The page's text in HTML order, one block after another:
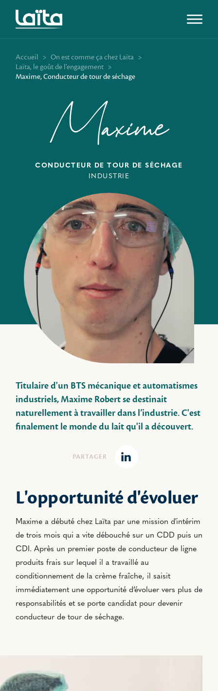
Ouvrir
Accueil > On est comme ça chez Laïta >
Laïta, le goût de l'engagement >
Maxime, Conducteur de tour de séchage
Maxime
CONDUCTEUR DE TOUR DE SÉCHAGE
INDUSTRIE
Titulaire d'un BTS mécanique et automatismes
industriels, Maxime Robert se destinait
naturellement à travailler dans l’industrie. C'est
finalement le monde du lait qu'il a découvert.
PARTAGER
Linkedin
L'opportunité d'évoluer
Maxime a débuté chez Laïta par une mission d'intérim
de trois mois qui a vite débouché sur un CDD puis un
CDI. Après un premier poste de conducteur de ligne
produits frais sur lequel il a travaillé au
conditionnement de la crème fraîche, il saisit
immédiatement une opportunité d’évoluer vers plus de
responsabilités et se porte candidat pour devenir
conducteur de tour de séchage.